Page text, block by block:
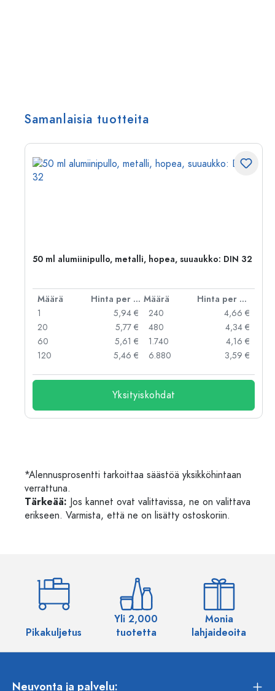
Samanlaisia tuotteita
50 ml alumiinipullo, metalli, hopea, suuaukko: DIN 32
Määrä Hinta per kpl Määrä
Hinta per kpl
1
5,94 €
20
5,77 €
60
5,61 €
120
5,46 €
240
4,66 €
480
4,34 €
1.740
4,16 €
6.880
3,59 €
Yksityiskohdat
*Alennusprosentti tarkoittaa säästöä yksikköhintaan
verrattuna.
Tärkeää: Jos kannet ovat valittavissa, ne on valittava
erikseen. Varmista, että ne on lisätty ostoskoriin.
Pikakuljetus
Yli 2,000
tuotetta
Monia
lahjaideoita
Neuvonta ja palvelu: